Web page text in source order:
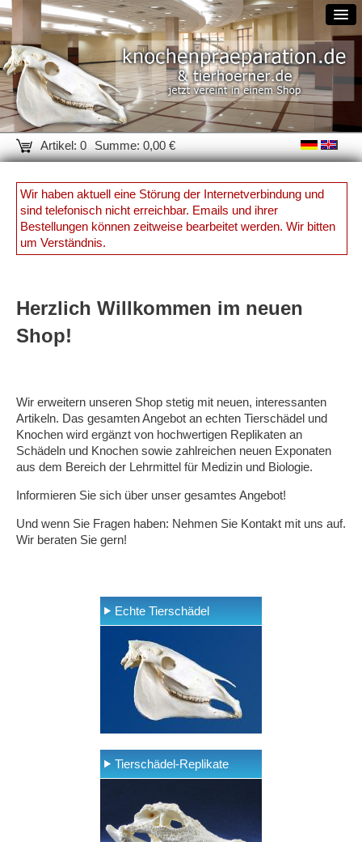
Artikel: 0 Summe: 0,00 €
Wir haben aktuell eine Störung der Internetverbindung und
sind telefonisch nicht erreichbar. Emails und ihrer
Bestellungen können zeitweise bearbeitet werden. Wir bitten
um Verständnis.
Herzlich Willkommen im neuen
Shop!
Wir erweitern unseren Shop stetig mit neuen, interessanten
Artikeln. Das gesamten Angebot an echten Tierschädel und
Knochen wird ergänzt von hochwertigen Replikaten an
Schädeln und Knochen sowie zahlreichen neuen Exponaten
aus dem Bereich der Lehrmittel für Medizin und Biologie.
Informieren Sie sich über unser gesamtes Angebot!
Und wenn Sie Fragen haben: Nehmen Sie Kontakt mit uns auf.
Wir beraten Sie gern!
Echte Tierschädel
Tierschädel-Replikate